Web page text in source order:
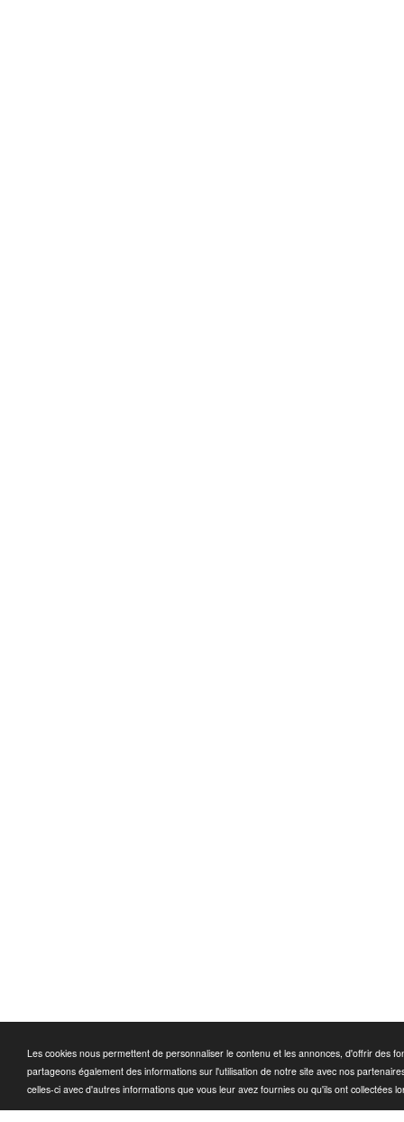
Les cookies nous permettent de personnaliser le contenu et les annonces, d'offrir des
partageons également des informations sur l'utilisation de notre site avec nos
celles-ci avec d'autres informations que vous leur avez fournies ou qu'ils ont collectées